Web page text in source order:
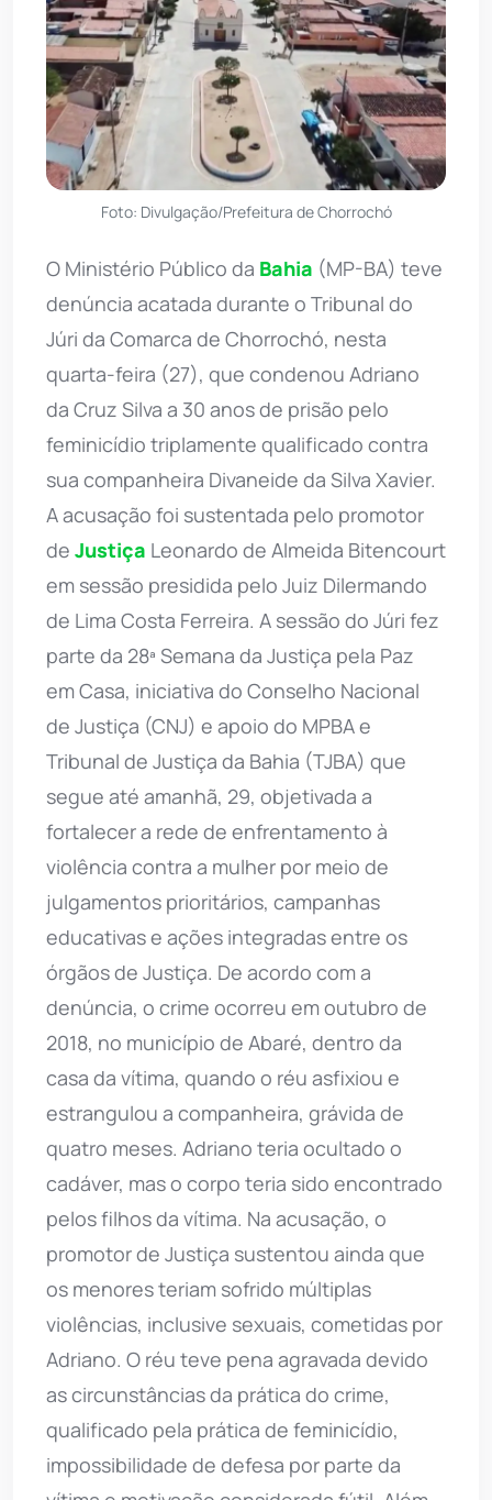
Foto: Divulgação/Prefeitura de Chorrochó
O Ministério Público da Bahia (MP-BA) teve
denúncia acatada durante o Tribunal do
Júri da Comarca de Chorrochó, nesta
quarta-feira (27), que condenou Adriano
da Cruz Silva a 30 anos de prisão pelo
feminicídio triplamente qualificado contra
sua companheira Divaneide da Silva Xavier.
A acusação foi sustentada pelo promotor
de Justiça Leonardo de Almeida Bitencourt
em sessão presidida pelo Juiz Dilermando
de Lima Costa Ferreira. A sessão do Júri fez
parte da 28ª Semana da Justiça pela Paz
em Casa, iniciativa do Conselho Nacional
de Justiça (CNJ) e apoio do MPBA e
Tribunal de Justiça da Bahia (TJBA) que
segue até amanhã, 29, objetivada a
fortalecer a rede de enfrentamento à
violência contra a mulher por meio de
julgamentos prioritários, campanhas
educativas e ações integradas entre os
órgãos de Justiça. De acordo com a
denúncia, o crime ocorreu em outubro de
2018, no município de Abaré, dentro da
casa da vítima, quando o réu asfixiou e
estrangulou a companheira, grávida de
quatro meses. Adriano teria ocultado o
cadáver, mas o corpo teria sido encontrado
pelos filhos da vítima. Na acusação, o
promotor de Justiça sustentou ainda que
os menores teriam sofrido múltiplas
violências, inclusive sexuais, cometidas por
Adriano. O réu teve pena agravada devido
as circunstâncias da prática do crime,
qualificado pela prática de feminicídio,
impossibilidade de defesa por parte da